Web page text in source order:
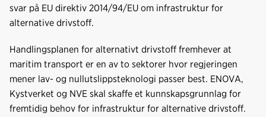
svar på EU direktiv 2014/94/EU om infrastruktur for
alternative drivstoff.
Handlingsplanen for alternativt drivstoff fremhever at
maritim transport er en av to sektorer hvor regjeringen
mener lav- og nullutslippsteknologi passer best. ENOVA,
Kystverket og NVE skal skaffe et kunnskapsgrunnlag for
fremtidig behov for infrastruktur for alternative drivstoff.